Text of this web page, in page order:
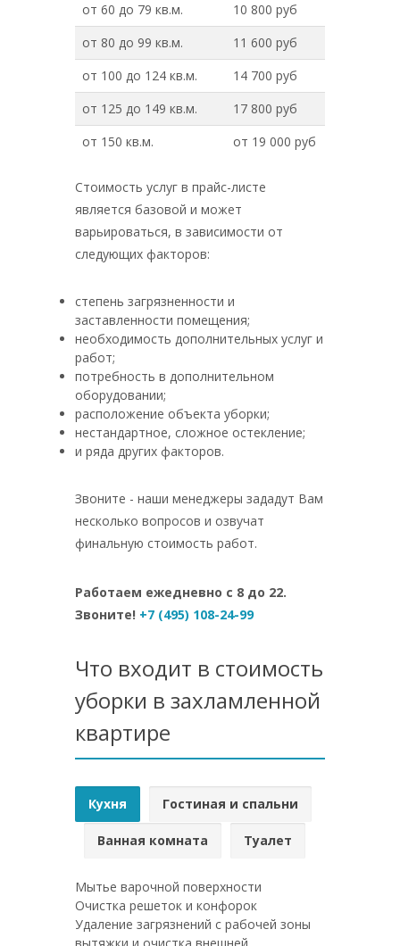
от 60 до 79 кв.м.
10 800 руб
от 80 до 99 кв.м.
11 600 руб
от 100 до 124 кв.м.
14 700 руб
от 125 до 149 кв.м.
17 800 руб
от 150 кв.м.
от 19 000 руб
Стоимость услуг в прайс-листе
является базовой и может
варьироваться, в зависимости от
следующих факторов:
степень загрязненности и
заставленности помещения;
необходимость дополнительных услуг и
работ;
потребность в дополнительном
оборудовании;
расположение объекта уборки;
нестандартное, сложное остекление;
и ряда других факторов.
Звоните - наши менеджеры зададут Вам
несколько вопросов и озвучат
финальную стоимость работ.
Работаем ежедневно с 8 до 22.
Звоните! +7 (495) 108-24-99
Что входит в стоимость
уборки в захламленной
квартире
Кухня Гостиная и спальни
Ванная комната Туалет
Мытье варочной поверхности
Очистка решеток и конфорок
Удаление загрязнений с рабочей зоны